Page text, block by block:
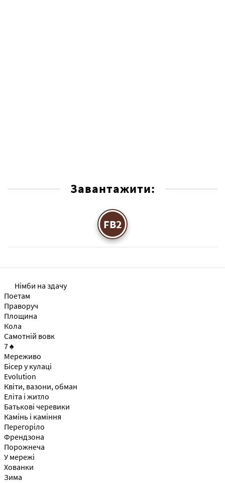
Завантажити:
FB2
Німби на здачу
Поетам
Праворуч
Площина
Кола
Самотній вовк
7 ♠
Мереживо
Бісер у кулаці
Evolution
Квіти, вазони, обман
Еліта і житло
Батькові черевики
Камінь і каміння
Перегоріло
Френдзона
Порожнеча
У мережі
Хованки
Зима